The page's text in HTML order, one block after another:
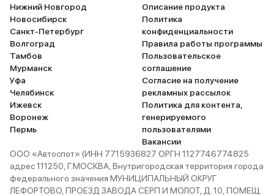
Нижний Новгород
Новосибирск
Санкт-Петербург
Волгоград
Тамбов
Мурманск
Уфа
Челябинск
Ижевск
Воронеж
Пермь
Описание продукта
Политика
конфиденциальности
Правила работы программы
Пользовательское
соглашение
Согласие на получение
рекламных рассылок
Политика для контента,
генерируемого
пользователями
Вакансии
ООО «Автоспот» (ИНН 7715936827 ОРГН 1127746774825
адрес 111250, Г.МОСКВА, Внутригородская территория города
федерального значения МУНИЦИПАЛЬНЫЙ ОКРУГ
ЛЕФОРТОВО, ПРОЕЗД ЗАВОДА СЕРП И МОЛОТ, Д. 10, ПОМЕЩ.